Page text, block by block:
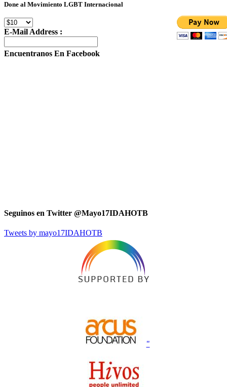
Done al Movimiento LGBT Internacional
E-Mail Address :
Encuentranos En Facebook
Seguinos en Twitter @Mayo17IDAHOTB
Tweets by mayo17IDAHOTB
"